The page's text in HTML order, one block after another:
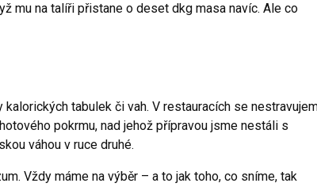
mu na talíři přistane o deset dkg masa navíc. Ale co
tabulek či vah. V restauracích se
pokrmu, nad jehož přípravou jsme nestáli s
váhou v ruce druhé.
Vždy máme na výběr – a to jak toho, co sníme, tak